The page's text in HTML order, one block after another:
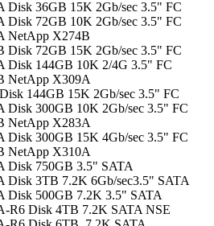
Disk 36GB 15K 2Gb/sec 3.5" FC
Disk 72GB 10K 2Gb/sec 3.5" FC
NetApp X274B
Disk 72GB 15K 2Gb/sec 3.5" FC
Disk 144GB 10K 2/4G 3.5" FC
NetApp X309A
144GB 15K 2Gb/sec 3.5" FC
Disk 300GB 10K 2Gb/sec 3.5" FC
NetApp X283A
Disk 300GB 15K 4Gb/sec 3.5" FC
NetApp X310A
Disk 750GB 3.5" SATA
Disk 3TB 7.2K 6Gb/sec3.5" SATA
Disk 500GB 7.2K 3.5" SATA
R6 Disk 4TB 7.2K SATA NSE